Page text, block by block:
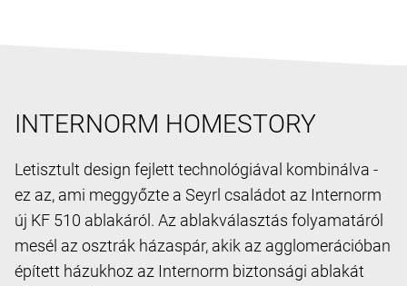
INTERNORM HOMESTORY
Letisztult design fejlett technológiával kombinálva -
ez az, ami meggyőzte a Seyrl családot az Internorm
új KF 510 ablakáról. Az ablakválasztás folyamatáról
mesél az osztrák házaspár, akik az agglomerációban
épített házukhoz az Internorm biztonsági ablakát